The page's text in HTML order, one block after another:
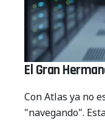
El Gran
Con Atlas ya no
"navegando".